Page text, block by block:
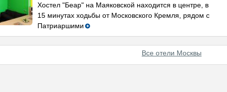
Хостел "Беар" на Маяковской находится в центре, в
15 минутах ходьбы от Московского Кремля, рядом с
Патриаршими
Все отели Москвы